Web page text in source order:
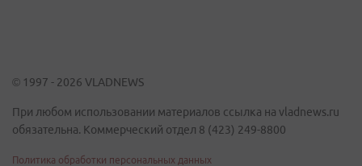
© 1997 - 2026 VLADNEWS
При любом использовании материалов ссылка на vladnews.ru
обязательна. Коммерческий отдел 8 (423) 249-8800
Политика обработки персональных данных